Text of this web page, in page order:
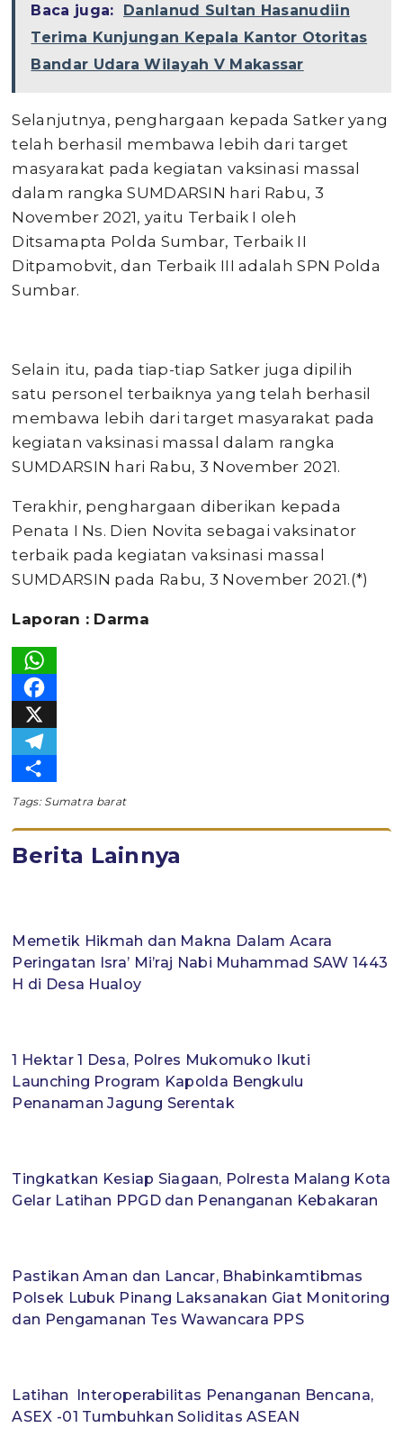
Baca juga:
Danlanud Sultan Hasanudiin
Terima Kunjungan Kepala Kantor Otoritas
Bandar Udara Wilayah V Makassar
Selanjutnya, penghargaan kepada Satker yang
telah berhasil membawa lebih dari target
masyarakat pada kegiatan vaksinasi massal
dalam rangka SUMDARSIN hari Rabu, 3
November 2021, yaitu Terbaik I oleh
Ditsamapta Polda Sumbar, Terbaik II
Ditpamobvit, dan Terbaik III adalah SPN Polda
Sumbar.
Selain itu, pada tiap-tiap Satker juga dipilih
satu personel terbaiknya yang telah berhasil
membawa lebih dari target masyarakat pada
kegiatan vaksinasi massal dalam rangka
SUMDARSIN hari Rabu, 3 November 2021.
Terakhir, penghargaan diberikan kepada
Penata I Ns. Dien Novita sebagai vaksinator
terbaik pada kegiatan vaksinasi massal
SUMDARSIN pada Rabu, 3 November 2021.(*)
Laporan : Darma
WhatsApp
Facebook
Telegram
Share
Tags: Sumatra barat
Berita Lainnya
Memetik Hikmah dan Makna Dalam Acara
Peringatan Isra’ Mi’raj Nabi Muhammad SAW 1443
H di Desa Hualoy
1 Hektar 1 Desa, Polres Mukomuko Ikuti
Launching Program Kapolda Bengkulu
Penanaman Jagung Serentak
Tingkatkan Kesiap Siagaan, Polresta Malang Kota
Gelar Latihan PPGD dan Penanganan Kebakaran
Pastikan Aman dan Lancar, Bhabinkamtibmas
Polsek Lubuk Pinang Laksanakan Giat Monitoring
dan Pengamanan Tes Wawancara PPS
Latihan Interoperabilitas Penanganan Bencana,
ASEX -01 Tumbuhkan Soliditas ASEAN